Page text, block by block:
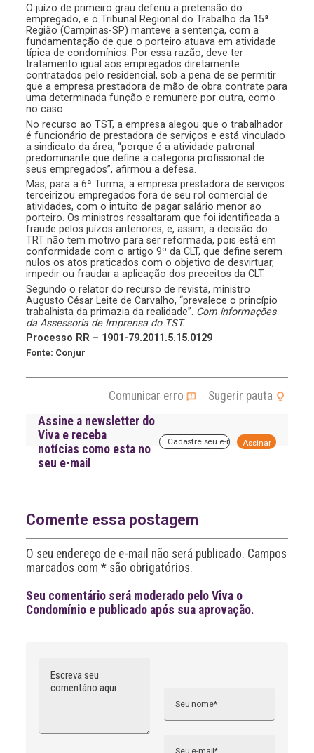
O juízo de primeiro grau deferiu a pretensão do
empregado, e o Tribunal Regional do Trabalho da 15ª
Região (Campinas-SP) manteve a sentença, com a
fundamentação de que o porteiro atuava em atividade
típica de condomínios. Por essa razão, deve ter
tratamento igual aos empregados diretamente
contratados pelo residencial, sob a pena de se permitir
que a empresa prestadora de mão de obra contrate para
uma determinada função e remunere por outra, como
no caso.
No recurso ao TST, a empresa alegou que o trabalhador
é funcionário de prestadora de serviços e está vinculado
a sindicato da área, “porque é a atividade patronal
predominante que define a categoria profissional de
seus empregados”, afirmou a defesa.
Mas, para a 6ª Turma, a empresa prestadora de serviços
terceirizou empregados fora de seu rol comercial de
atividades, com o intuito de pagar salário menor ao
porteiro. Os ministros ressaltaram que foi identificada a
fraude pelos juízos anteriores, e, assim, a decisão do
TRT não tem motivo para ser reformada, pois está em
conformidade com o artigo 9º da CLT, que define serem
nulos os atos praticados com o objetivo de desvirtuar,
impedir ou fraudar a aplicação dos preceitos da CLT.
Segundo o relator do recurso de revista, ministro
Augusto César Leite de Carvalho, “prevalece o princípio
trabalhista da primazia da realidade”. Com informações
da Assessoria de Imprensa do TST.
Processo RR – 1901-79.2011.5.15.0129
Fonte: Conjur
Comunicar erro
Sugerir pauta
Assine a newsletter do
Viva e receba
notícias como esta no
seu e-mail
i
v
Comente essa postagem
O seu endereço de e-mail não será publicado. Campos
marcados com * são obrigatórios.
Seu comentário será moderado pelo Viva o
Condomínio e publicado após sua aprovação.
n